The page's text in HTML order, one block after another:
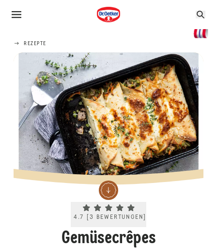
REZEPTE
Current rating 4.7. Click to rate.
4.7 3 BEWERTUNGEN
Gemüsecrêpes